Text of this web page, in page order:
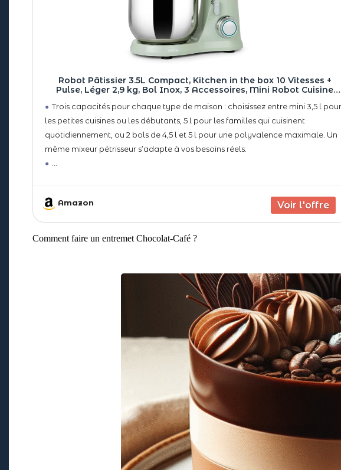
Robot Pâtissier 3.5L Compact, Kitchen in the box 10 Vitesses +
Pulse, Léger 2,9 kg, Bol Inox, 3 Accessoires, Mini Robot Cuisine
Trois capacités pour chaque type de maison : choisissez entre mini 3,5 l pour
les petites cuisines ou les débutants, 5 l pour les familles qui cuisinent
quotidiennement, ou 2 bols de 4,5 l et 5 l pour une polyvalence maximale. Un
même mixeur pétrisseur s’adapte à vos besoins réels.
Amazon
Comment faire un entremet Chocolat-Café ?